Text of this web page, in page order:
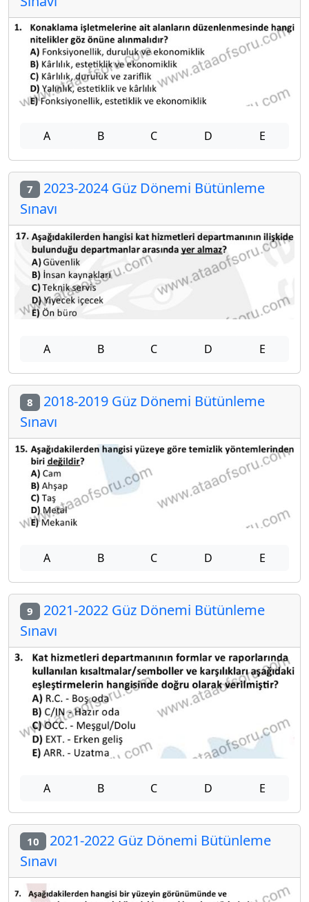
A B C D E
7 2023-2024 Güz Dönemi Bütünleme
Sınavı
A B C D E
8 2018-2019 Güz Dönemi Bütünleme
Sınavı
A B C D E
9 2021-2022 Güz Dönemi Bütünleme
Sınavı
A B C D E
10 2021-2022 Güz Dönemi Bütünleme
Sınavı